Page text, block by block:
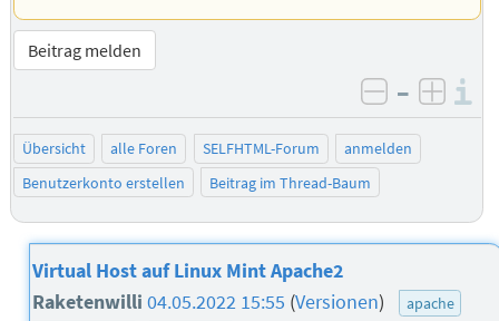
Beitrag melden
negativ
–
Übersicht alle Foren SELFHTML-Forum
anmelden
Benutzerkonto erstellen
Beitrag im Thread-Baum
Virtual Host auf Linux Mint Apache2
Raketenwilli04.05.2022 15:55 (Versionen)
apache